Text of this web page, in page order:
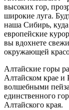
высоких гор,
широкие луга.
наша Сибирь, куда
европейские
вы вдохнете
окружающей
Алтайские горы
Алтайском крае и
волшебными
единственного
Алтайского края.